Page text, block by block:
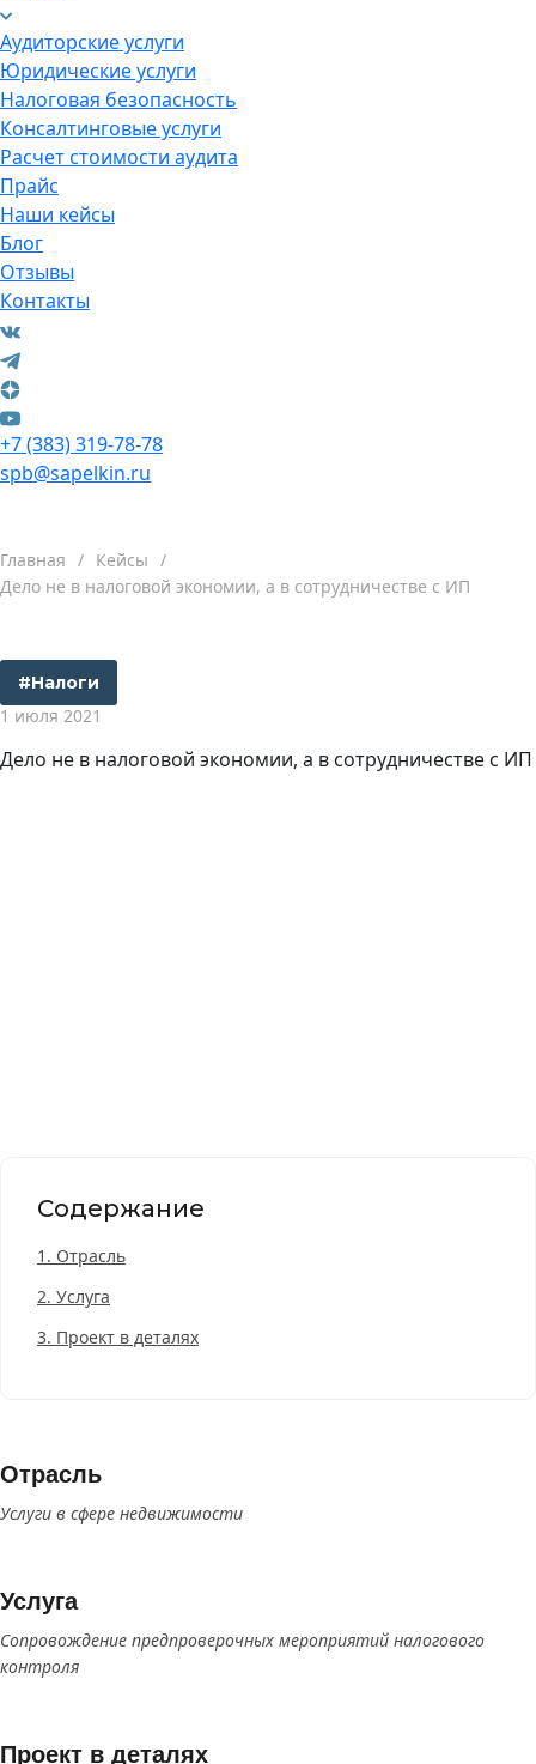
Аудиторские услуги
Юридические услуги
Налоговая безопасность
Консалтинговые услуги
Расчет стоимости аудита
Прайс
Наши кейсы
Блог
Отзывы
Контакты
+7 (383) 319-78-78
spb@sapelkin.ru
Главная / Кейсы /
Дело не в налоговой экономии, а в сотрудничестве с ИП
#Налоги
1 июля 2021
Дело не в налоговой экономии, а в сотрудничестве с ИП
Содержание
1. Отрасль
2. Услуга
3. Проект в деталях
Отрасль
Услуги в сфере недвижимости
Услуга
Сопровождение предпроверочных мероприятий налогового
контроля
Проект в деталях